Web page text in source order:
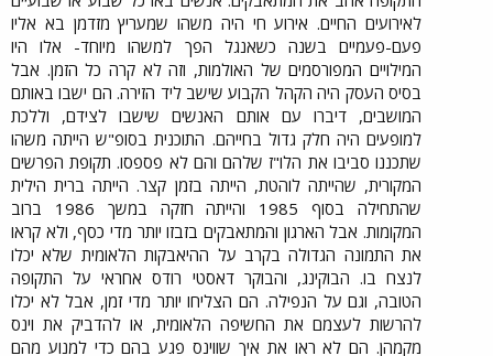
לאירועים החיים. אירוע חי היה משהו שמעריץ מזדמן בא אליו
פעם-פעמיים בשנה כשאנגל הפך למשהו מיוחד- אלו היו
המילויים המפורסמים של האולמות, וזה לא קרה כל הזמן. אבל
בסיס העסק היה הקהל הקבוע שישב ליד הזירה. הם ישבו באותם
המושבים, דיברו עם אותם האנשים שישבו לצידם, וללכת
למופעים היה חלק גדול בחייהם. התוכנית בסופ"ש הייתה משהו
שתכננו סביבו את הלו"ז שלהם והם לא פספסו. תקופת הפרשים
המקורית, שהייתה לוהטת, הייתה בזמן קצר. הייתה ברית הילית
שהתחילה בסוף 1985 והייתה חזקה במשך 1986 ברוב
המקומות. אבל הארגון והמתאבקים בזבזו יותר מדי כסף, ולא קראו
את התמונה הגדולה בקרב על ההיאבקות הלאומית שלא יכלו
לנצח בו. הבוקינג, והבוקר דאסטי רודס אחראי על התקופה
הטובה, וגם על הנפילה. הם הצליחו יותר מדי זמן, אבל לא יכלו
להרשות לעצמם את החשיפה הלאומית, או להדביק את וינס
מקמהן. הם לא ראו את איך שווינס פגע בהם כדי למנוע מהם